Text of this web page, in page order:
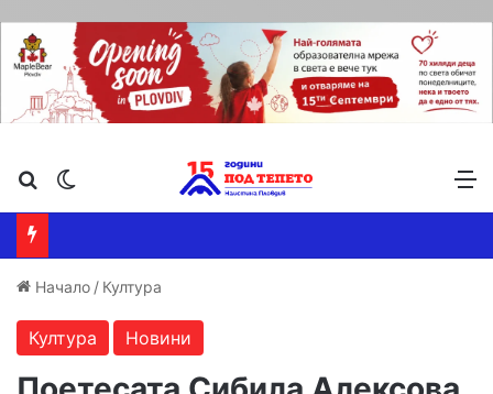
Търсене ...
Начало / Култура
Култура Новини